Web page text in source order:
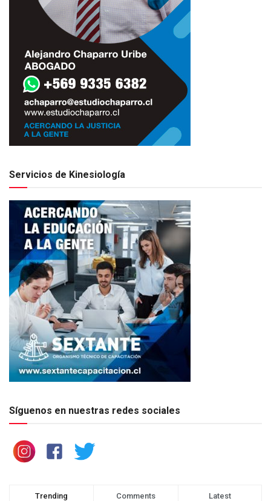
Servicios de Kinesiología
Síguenos en nuestras redes sociales
Trending Comments Latest